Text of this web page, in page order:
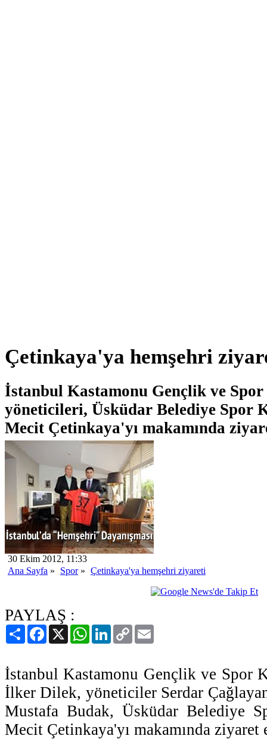
Çetinkaya'ya hemşehri
İstanbul Kastamonu Gençlik ve
yöneticileri, Üsküdar Belediye Spor
Mecit Çetinkaya'yı makamında
30 Ekim 2012, 11:33
Ana Sayfa » Spor» Çetinkaya'ya hemşehri ziyareti
PAYLAŞ :
PaylaşFacebook
X WhatsAppLinkedIn
Copy
Link
İstanbul Kastamonu Gençlik ve Spor
İlker Dilek, yöneticiler Serdar
Mustafa Budak, Üsküdar Belediye
Mecit Çetinkaya'yı makamında ziyaret